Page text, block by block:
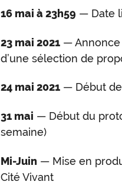
16 mai à 23h59 — Date
23 mai 2021— Annonce
d’une sélection de
24 mai 2021— Début
31 mai — Début du
semaine)
Mi-Juin — Mise en
Cité Vivant